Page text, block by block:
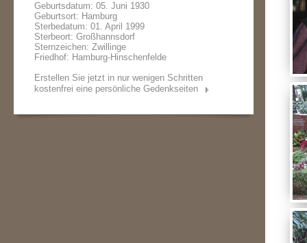
Geburtsdatum: 05. Juni 1930
Geburtsort: Hamburg
Sterbedatum: 01. April 1999
Sterbeort: Großhannsdorf
Sternzeichen: Zwillinge
Friedhof: Hamburg-Hinschenfelde
Erstellen Sie jetzt in nur wenigen Schritten
kostenfrei eine persönliche Gedenkseiten